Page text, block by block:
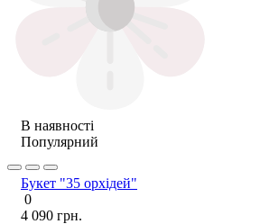
В наявності
Популярний
Букет "35 орхідей"
0
4 090 грн.